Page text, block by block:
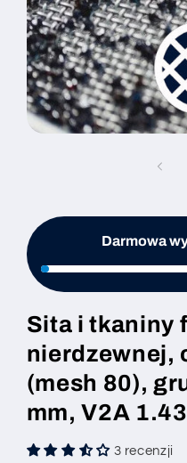
Darmowa
Sita i tkaniny
nierdzewnej,
(mesh 80),
mm, V2A
3 recenzji